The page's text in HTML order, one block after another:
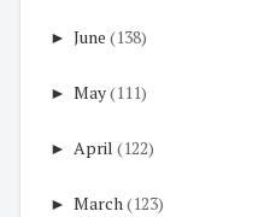
► June (138)
► May(111)
► April (122)
► March(123)